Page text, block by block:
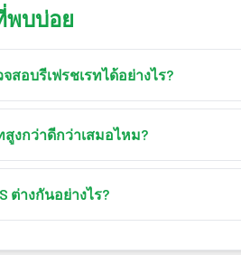
พบบ่อย
สอบรีเฟรชเรทได้อย่างไร?
ดสอบ» ด้านบน เครื่องมือจะวัดเวลาเ
สูงกว่าดีกว่าเสมอไหม?
และการเคลื่อนไหวเร็ว ใช่ ค่า Hz ม
านออฟฟิศ 60 Hz มักเพียงพอ
ต่างกันอย่างไร?